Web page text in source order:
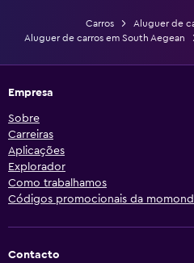
Carros
Aluguer de
Aluguer de carros em South Aegean
Empresa
Sobre
Carreiras
Aplicações
Explorador
Como trabalhamos
Códigos promocionais da
Contacto